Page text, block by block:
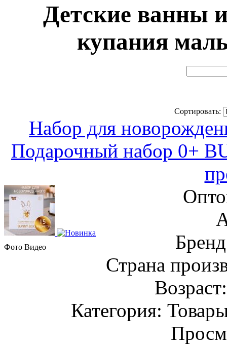
Детские ванны
купания
Сортировать:
Набор для
Подарочный набор 0+
Фото Видео
Страна
Категория: